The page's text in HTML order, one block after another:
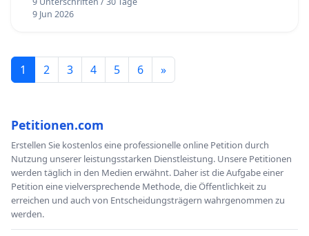
9 Jun 2026
1 2 3 4 5 6 »
Petitionen.com
Erstellen Sie kostenlos eine professionelle online Petition durch
Nutzung unserer leistungsstarken Dienstleistung. Unsere Petitionen
werden täglich in den Medien erwähnt. Daher ist die Aufgabe einer
Petition eine vielversprechende Methode, die Öffentlichkeit zu
erreichen und auch von Entscheidungsträgern wahrgenommen zu
werden.